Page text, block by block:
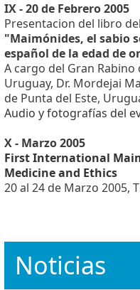
IX - 20 de Febrero 2005
Presentacion del libro
"Maimónides, el sabio
español de la edad de
A cargo del Gran
Uruguay, Dr. Mordejai
de Punta del Este,
Audio y fotografías del
X - Marzo 2005
First International
Medicine and Ethics
20 al 24 de Marzo 2005,
Noticias